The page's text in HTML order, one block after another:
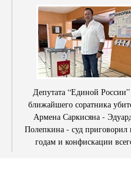
Депутата “Единой
ближайшего соратника
Армена Саркисяна -
Полепкина - суд приговорил
годам и конфискации